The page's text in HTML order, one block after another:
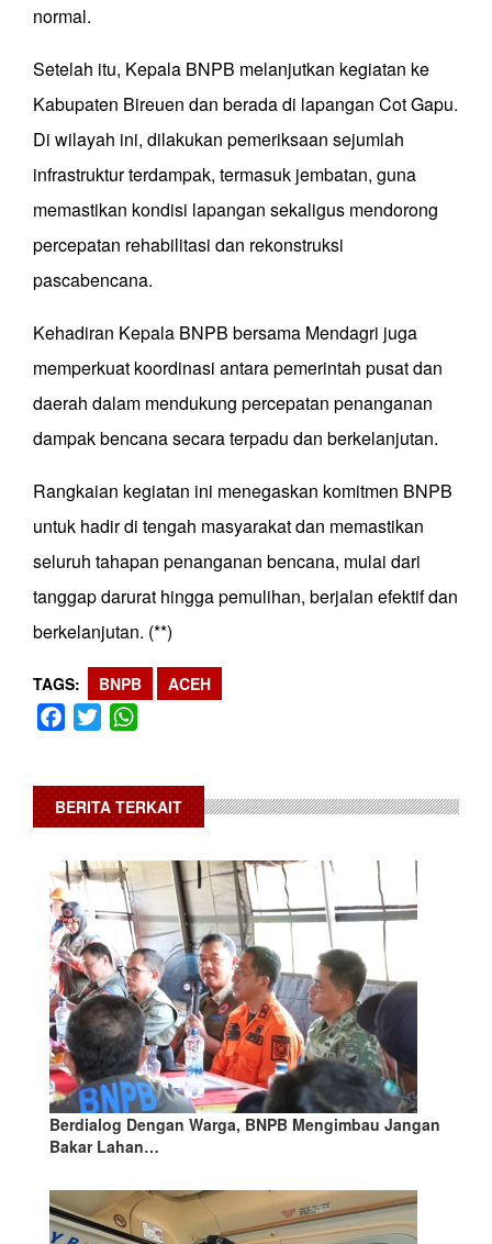
normal.
Setelah itu, Kepala BNPB melanjutkan kegiatan ke
Kabupaten Bireuen dan berada di lapangan Cot Gapu.
Di wilayah ini, dilakukan pemeriksaan sejumlah
infrastruktur terdampak, termasuk jembatan, guna
memastikan kondisi lapangan sekaligus mendorong
percepatan rehabilitasi dan rekonstruksi
pascabencana.
Kehadiran Kepala BNPB bersama Mendagri juga
memperkuat koordinasi antara pemerintah pusat dan
daerah dalam mendukung percepatan penanganan
dampak bencana secara terpadu dan berkelanjutan.
Rangkaian kegiatan ini menegaskan komitmen BNPB
untuk hadir di tengah masyarakat dan memastikan
seluruh tahapan penanganan bencana, mulai dari
tanggap darurat hingga pemulihan, berjalan efektif dan
berkelanjutan. (**)
TAGS BNPB ACEH
Facebook
Twitter
BERITA TERKAIT
Berdialog Dengan Warga, BNPB Mengimbau Jangan
Bakar Lahan…